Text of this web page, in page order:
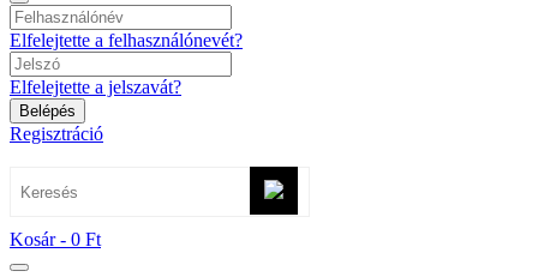
Elfelejtette a felhasználónevét?
Elfelejtette a jelszavát?
Belépés
Regisztráció
Kosár - 0 Ft